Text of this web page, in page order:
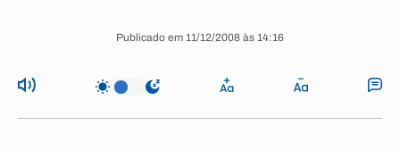
Publicado em 11/12/2008 às 14:16